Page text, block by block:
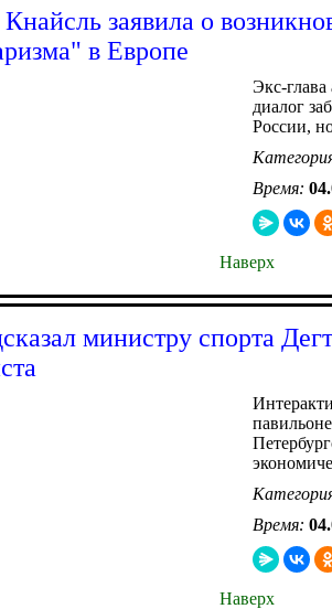
заявила о
в Европе
Экс-
диалог
России,
Время:
Наверх
министру спорта
Время:
Наверх